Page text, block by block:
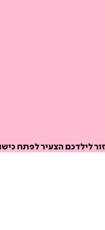
לילדכם הצעיר לפתח